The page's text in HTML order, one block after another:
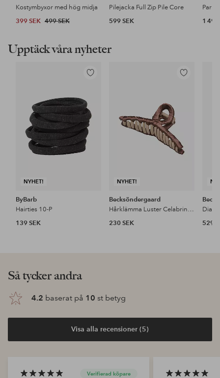
Kostymbyxor med hög midja
399 SEK 499 SEK
Pilejacka Full Zip Pile Core
599 SEK
1 499
Upptäck våra nyheter
NYHET!
Lägg
favoriter
ByBarb
Hairties 10-P
139 SEK
NYHET!
Lägg
Becksöndergaard
Hårklämma Luster Celabrina Hair Claw
230 SEK
529
Så tycker andra
4.2 baserat på 10 st betyg
Visa alla recensioner (5)
Verifierad köpare